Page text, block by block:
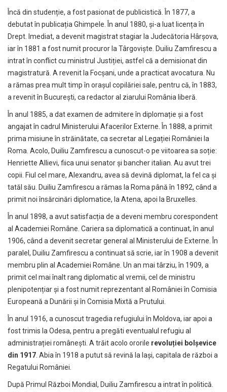
Încă din studenție, a fost pasionat de publicistică. În 1877, a
debutat în publicația Ghimpele. În anul 1880, și-a luat licența în
Drept. Imediat, a devenit magistrat stagiar la Judecătoria Hârșova,
iar în 1881 a fost numit procuror la Târgoviște. Duiliu Zamfirescu a
intrat în conflict cu ministrul Justiției, astfel că a demisionat din
magistratură. A revenit la Focșani, unde a practicat avocatura. Nu
a rămas prea mult timp în orașul copilăriei sale, pentru că, în 1883,
a revenit în București, ca redactor al ziarului România liberă.
În anul 1885, a dat examen de admitere în diplomație și a fost
angajat în cadrul Ministerului Afacerilor Externe. În 1888, a primit
prima misiune în străinătate, ca secretar al Legației României la
Roma. Acolo, Duiliu Zamfirescu a cunoscut-o pe viitoarea sa soție:
Henriette Allievi, fiica unui senator și bancher italian. Au avut trei
copii. Fiul cel mare, Alexandru, avea să devină diplomat, la fel ca și
tatăl său. Duiliu Zamfirescu a rămas la Roma până în 1892, când a
primit noi însărcinări diplomatice, la Atena, apoi la Bruxelles.
În anul 1898, a avut satisfacția de a deveni membru corespondent
al Academiei Române. Cariera sa diplomatică a continuat, în anul
1906, când a devenit secretar general al Ministerului de Externe. În
paralel, Duiliu Zamfirescu a continuat să scrie, iar în 1908 a devenit
membru plin al Academiei Române. Un an mai târziu, în 1909, a
primit cel mai înalt rang diplomatic al vremii, cel de ministru
plenipotențiar și a fost numit reprezentant al României în Comisia
Europeană a Dunării și în Comisia Mixtă a Prutului.
În anul 1916, a cunoscut tragedia refugiului în Moldova, iar apoi a
fost trimis la Odesa, pentru a pregăti eventualul refugiu al
administrației românești. A trăit acolo ororile revoluției bolșevice
din 1917. Abia în 1918 a putut să revină la Iași, capitala de război a
Regatului României.
După Primul Război Mondial, Duiliu Zamfirescu a intrat în politică.